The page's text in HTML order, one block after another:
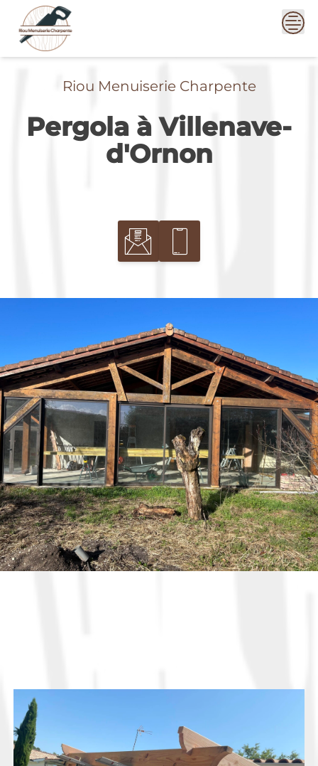
content
Riou Menuiserie Charpente
Pergola à Villenave-
d'Ornon